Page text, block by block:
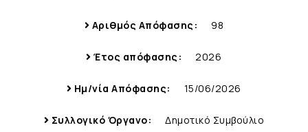
Αριθμός Απόφασης: 98
Έτος απόφασης: 2026
Ημ/νία Απόφασης: 15/06/2026
Συλλογικό Όργανο: Δημοτικό Συμβούλιο